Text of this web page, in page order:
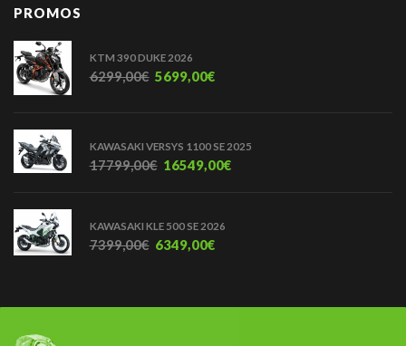
PROMOS
KTM 390 DUKE 2026
6299,00€ 5699,00€
KAWASAKI VERSYS 1100 SE 2025
17799,00€ 16549,00€
KAWASAKI KLE 500 SE 2026
7399,00€ 6349,00€